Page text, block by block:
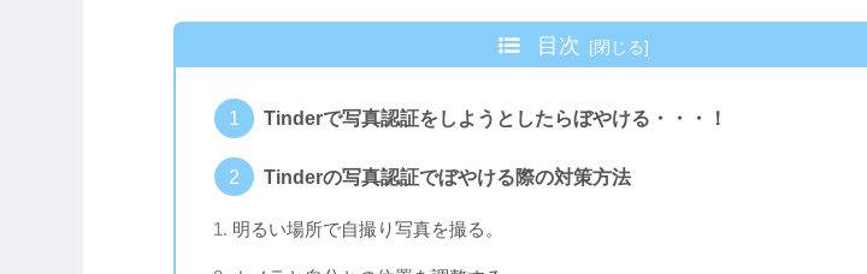
目次
Tinderで写真認証をしようとしたらぼやける・・・！
Tinderの写真認証でぼやける際の対策方法
明るい場所で自撮り写真を撮る。